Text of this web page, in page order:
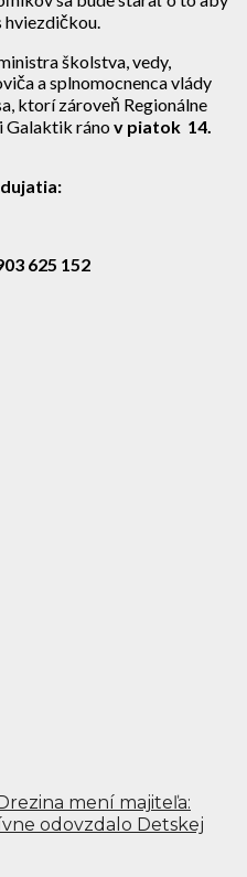
školstva, vedy,
a splnomocnenca vlády
ktorí zároveň Regionálne
Galaktik ránov piatok 14.
625 152
mení majiteľa:
odovzdalo Detskej